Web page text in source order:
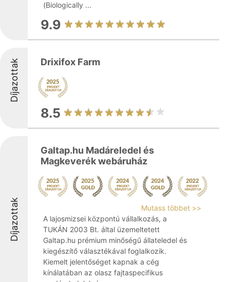
(Biologically ...
9.9
Díjazottak Drixifox Farm
8.5
Díjazottak
Galtap.hu Madáreledel és
Magkeverék webáruház
Mutass többet >>
A lajosmizsei központú vállalkozás, a
TUKÁN 2003 Bt. által üzemeltetett
Galtap.hu prémium minőségű állateledel és
kiegészítő választékával foglalkozik.
Kiemelt jelentőséget kapnak a cég
kínálatában az olasz fajtaspecifikus